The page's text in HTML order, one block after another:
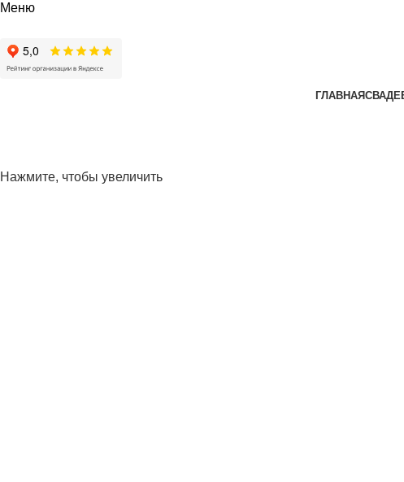
Меню
ГЛАВНАЯ
Нажмите, чтобы увеличить